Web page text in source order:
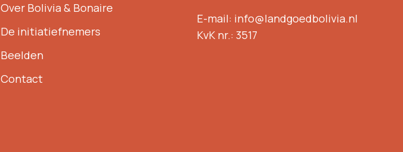
Over Bolivia & Bonaire
De initiatiefnemers
Beelden
Contact
E-mail: info@landgoedbolivia.nl
KvK nr.: 3517